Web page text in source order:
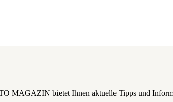
MAGAZIN bietet Ihnen aktuelle Tipps und